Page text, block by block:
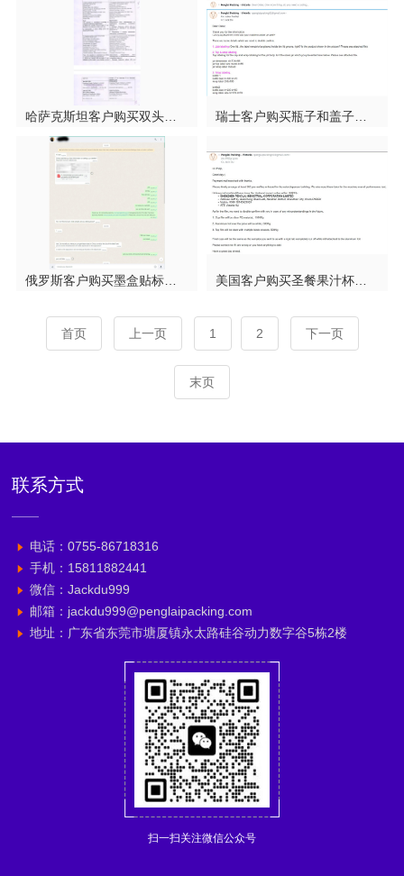
哈萨克斯坦客户购买双头灌装机和台式旋盖设备 瑞士客户购买瓶子和盖子二合一贴纸贴标机
俄罗斯客户购买墨盒贴标机，半自动双管不干胶贴标机 美国客户购买圣餐果汁杯灌装封口机，带放饼干器
首页 上一页 1 2 下一页
末页
联系方式
电话：0755-86718316
手机：15811882441
微信：Jackdu999
邮箱：jackdu999@penglaipacking.com
地址：广东省东莞市塘厦镇永太路硅谷动力数字谷5栋2楼
扫一扫关注微信公众号